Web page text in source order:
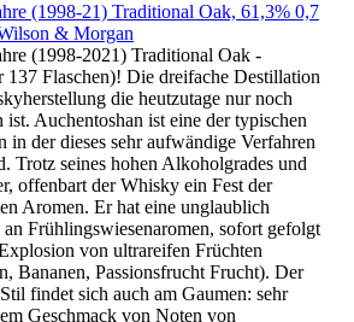
(1998-21) Traditional Oak, 61,3% 0,7
& Morgan
(1998-2021) Traditional Oak -
137 Flaschen)! Die dreifache Destillation
die heutzutage nur noch
ist. Auchentoshan ist eine der typischen
der dieses sehr aufwändige Verfahren
Trotz seines hohen Alkoholgrades und
offenbart der Whisky ein Fest der
Aromen. Er hat eine unglaublich
Frühlingswiesenaromen, sofort gefolgt
von ultrareifen Früchten
Bananen, Passionsfrucht Frucht). Der
findet sich auch am Gaumen: sehr
Geschmack von Noten von